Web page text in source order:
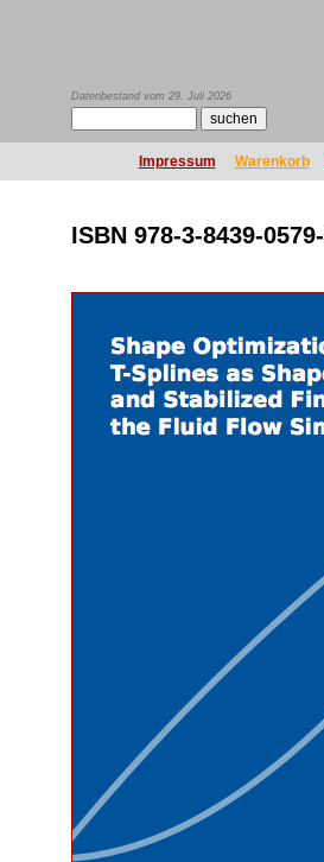
Datenbestand vom 29. Juli 2026
Impressum Warenkorb
ISBN 978-3-8439-